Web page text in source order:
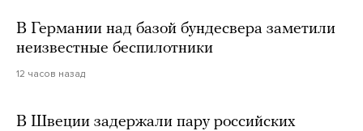
В Германии над базой бундесвера заметили
неизвестные беспилотники
12 часов назад
В Швеции задержали пару российских